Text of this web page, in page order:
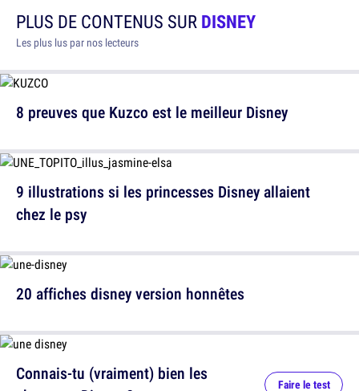
PLUS DE CONTENUS SURDISNEY
Les plus lus par nos lecteurs
8 preuves que Kuzco est le meilleur Disney
20 affiches disney version honnêtes
9 illustrations si les princesses Disney allaient
chez le psy
Connais-tu (vraiment) bien les
Faire le test